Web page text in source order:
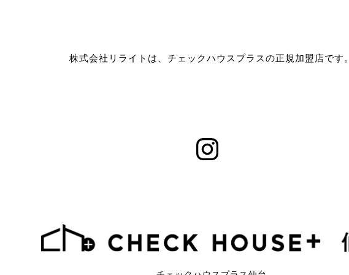
株式会社リライトは、チェックハウスプラスの正規加盟店です